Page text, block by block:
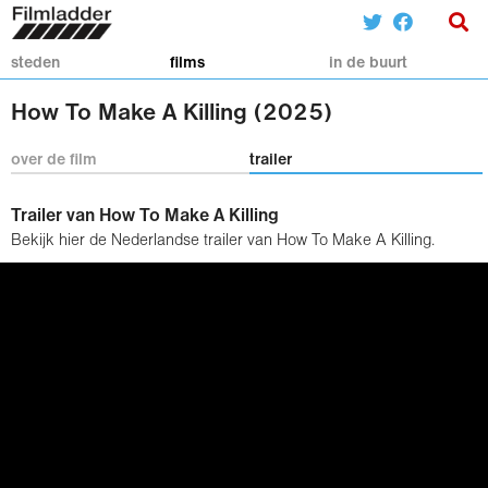
steden films in de buurt
How To Make A Killing (2025)
over de film trailer
Trailer van How To Make A Killing
Bekijk hier de Nederlandse trailer van How To Make A Killing.